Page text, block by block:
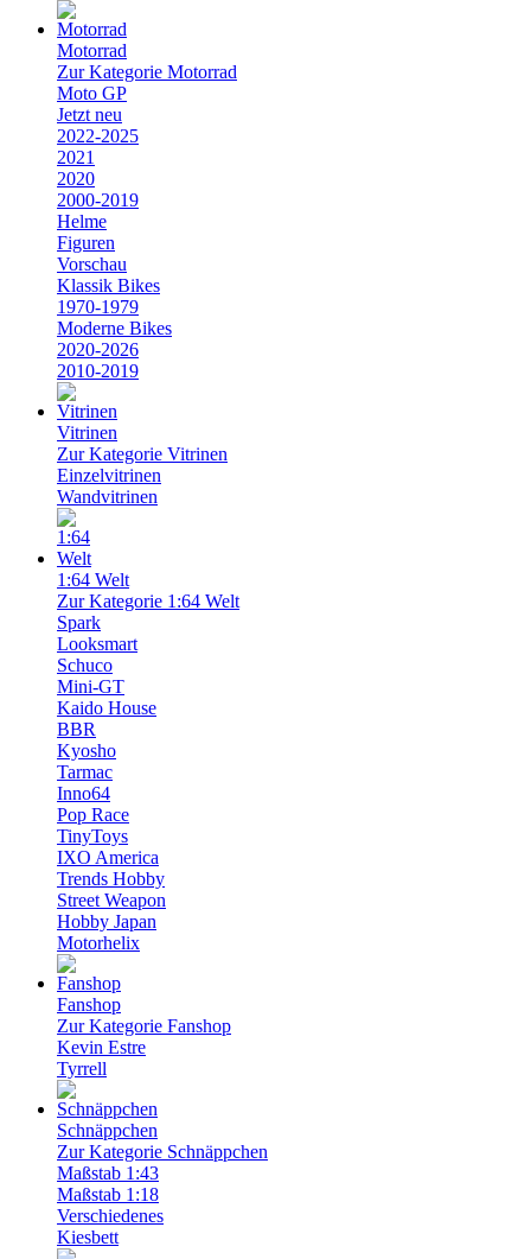
Motorrad
Zur Kategorie Motorrad
Moto GP
Jetzt neu
2022-2025
2021
2020
2000-2019
Helme
Figuren
Vorschau
Klassik Bikes
1970-1979
Moderne Bikes
2020-2026
2010-2019
Vitrinen
Zur Kategorie Vitrinen
Einzelvitrinen
Wandvitrinen
1:64 Welt
Zur Kategorie 1:64 Welt
Spark
Looksmart
Schuco
Mini-GT
Kaido House
BBR
Kyosho
Tarmac
Inno64
Pop Race
TinyToys
IXO America
Trends Hobby
Street Weapon
Hobby Japan
Motorhelix
Fanshop
Zur Kategorie Fanshop
Kevin Estre
Tyrrell
Schnäppchen
Zur Kategorie Schnäppchen
Maßstab 1:43
Maßstab 1:18
Verschiedenes
Kiesbett